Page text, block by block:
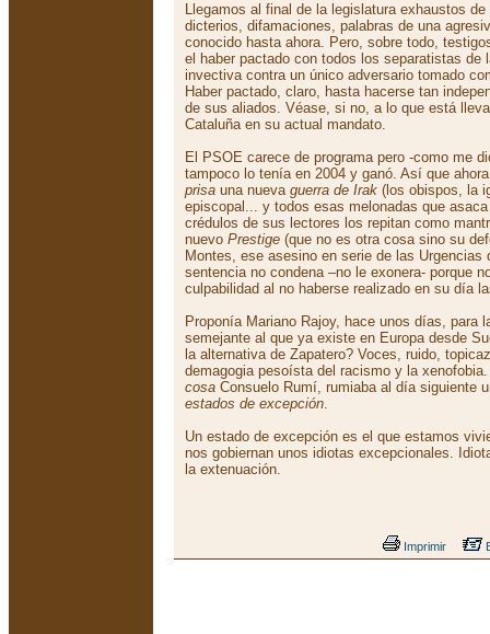
Llegamos al final de la legislatura exhaustos
dicterios, difamaciones, palabras de una
conocido hasta ahora. Pero, sobre todo,
el haber pactado con todos los separatistas de
invectiva contra un único adversario tomado
Haber pactado, claro, hasta hacerse tan
de sus aliados. Véase, si no, a lo que está
Cataluña en su actual mandato.
El PSOE carece de programa pero -como me
tampoco lo tenía en 2004 y ganó. Así que
prisa una nueva guerra de Irak (los obispos, la
episcopal... y todos esas melonadas que
crédulos de sus lectores los repitan como
nuevo Prestige (que no es otra cosa sino su
Montes, ese asesino en serie de las Urgencias
sentencia no condena –no le exonera- porque
culpabilidad al no haberse realizado en su día
Proponía Mariano Rajoy, hace unos días, para
semejante al que ya existe en Europa desde
la alternativa de Zapatero? Voces, ruido,
demagogia pesoísta del racismo y la
cosa Consuelo Rumí, rumiaba al día siguiente
estados de excepción.
Un estado de excepción es el que estamos
nos gobiernan unos idiotas excepcionales.
la extenuación.
Imprimir